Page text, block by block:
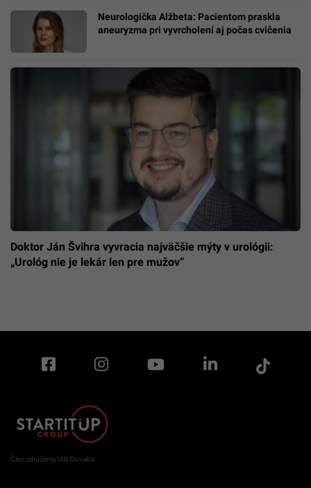
Neurologička Alžbeta: Pacientom praskla
aneuryzma pri vyvrcholení aj počas cvičenia
Doktor Ján Švihra vyvracia najväčšie mýty v urológii:
„Urológ nie je lekár len pre mužov“
Člen združenia IAB Slovakia